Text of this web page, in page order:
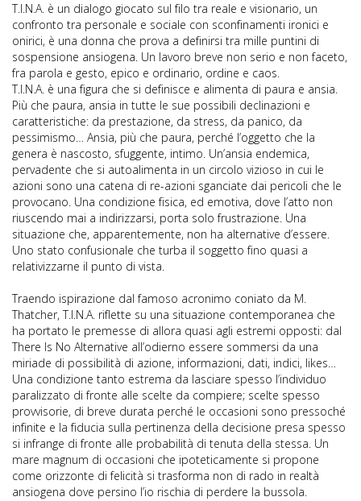
T.I.N.A. è un dialogo giocato sul filo tra reale e visionario, un
confronto tra personale e sociale con sconfinamenti ironici e
onirici, è una donna che prova a definirsi tra mille puntini di
sospensione ansiogena. Un lavoro breve non serio e non faceto,
fra parola e gesto, epico e ordinario, ordine e caos.
T.I.N.A. è una figura che si definisce e alimenta di paura e ansia.
Più che paura, ansia in tutte le sue possibili declinazioni e
caratteristiche: da prestazione, da stress, da panico, da
pessimismo… Ansia, più che paura, perché l’oggetto che la
genera è nascosto, sfuggente, intimo. Un’ansia endemica,
pervadente che si autoalimenta in un circolo vizioso in cui le
azioni sono una catena di re-azioni sganciate dai pericoli che le
provocano. Una condizione fisica, ed emotiva, dove l’atto non
riuscendo mai a indirizzarsi, porta solo frustrazione. Una
situazione che, apparentemente, non ha alternative d’essere.
Uno stato confusionale che turba il soggetto fino quasi a
relativizzarne il punto di vista.
Traendo ispirazione dal famoso acronimo coniato da M.
Thatcher, T.I.N.A. riflette su una situazione contemporanea che
ha portato le premesse di allora quasi agli estremi opposti: dal
There Is No Alternative all’odierno essere sommersi da una
miriade di possibilità di azione, informazioni, dati, indici, likes…
Una condizione tanto estrema da lasciare spesso l’individuo
paralizzato di fronte alle scelte da compiere; scelte spesso
provvisorie, di breve durata perché le occasioni sono pressoché
infinite e la fiducia sulla pertinenza della decisione presa spesso
si infrange di fronte alle probabilità di tenuta della stessa. Un
mare magnum di occasioni che ipoteticamente si propone
come orizzonte di felicità si trasforma non di rado in realtà
ansiogena dove persino l’io rischia di perdere la bussola.